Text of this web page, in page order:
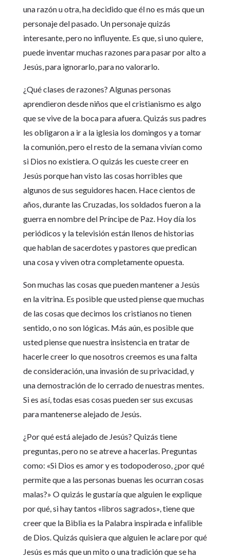
una razón u otra, ha decidido que él no es más que un
personaje del pasado. Un personaje quizás
interesante, pero no influyente. Es que, si uno quiere,
puede inventar muchas razones para pasar por alto a
Jesús, para ignorarlo, para no valorarlo.
¿Qué clases de razones? Algunas personas
aprendieron desde niños que el cristianismo es algo
que se vive de la boca para afuera. Quizás sus padres
les obligaron a ir a la iglesia los domingos y a tomar
la comunión, pero el resto de la semana vivían como
si Dios no existiera. O quizás les cueste creer en
Jesús porque han visto las cosas horribles que
algunos de sus seguidores hacen. Hace cientos de
años, durante las Cruzadas, los soldados fueron a la
guerra en nombre del Príncipe de Paz. Hoy día los
periódicos y la televisión están llenos de historias
que hablan de sacerdotes y pastores que predican
una cosa y viven otra completamente opuesta.
Son muchas las cosas que pueden mantener a Jesús
en la vitrina. Es posible que usted piense que muchas
de las cosas que decimos los cristianos no tienen
sentido, o no son lógicas. Más aún, es posible que
usted piense que nuestra insistencia en tratar de
hacerle creer lo que nosotros creemos es una falta
de consideración, una invasión de su privacidad, y
una demostración de lo cerrado de nuestras mentes.
Si es así, todas esas cosas pueden ser sus excusas
para mantenerse alejado de Jesús.
¿Por qué está alejado de Jesús? Quizás tiene
preguntas, pero no se atreve a hacerlas. Preguntas
como: «Si Dios es amor y es todopoderoso, ¿por qué
permite que a las personas buenas les ocurran cosas
malas?» O quizás le gustaría que alguien le explique
por qué, si hay tantos «libros sagrados», tiene que
creer que la Biblia es la Palabra inspirada e infalible
de Dios. Quizás quisiera que alguien le aclare por qué
Jesús es más que un mito o una tradición que se ha